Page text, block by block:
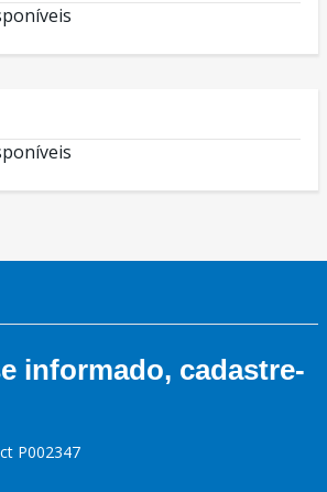
informado, cadastre-
P002347